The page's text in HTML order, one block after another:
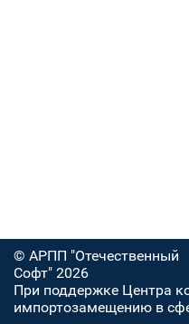
© АРПП "Отечественный
Софт" 2026
При поддержке Центра
импортозамещению в